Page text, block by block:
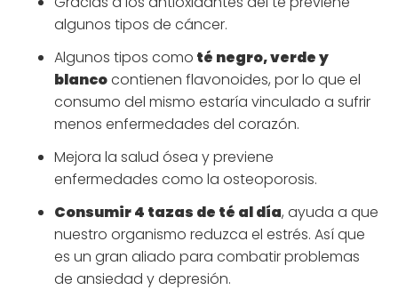
algunos tipos de cáncer.
Algunos tipos como té negro, verde y
blancocontienen flavonoides, por lo que el
consumo del mismo estaría vinculado a sufrir
menos enfermedades del corazón.
Mejora la salud ósea y previene
enfermedades como la osteoporosis.
Consumir 4 tazas de té al día, ayuda a que
nuestro organismo reduzca el estrés. Así que
es un gran aliado para combatir problemas
de ansiedad y depresión.